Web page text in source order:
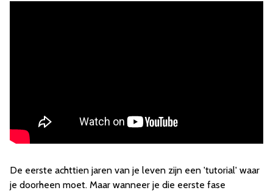
De eerste achttien jaren van je leven zijn een 'tutorial' waar
je doorheen moet. Maar wanneer je die eerste fase